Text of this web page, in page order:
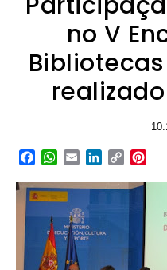
no V
Facebook
WhatsApp
EmailLinkedIn
Copy